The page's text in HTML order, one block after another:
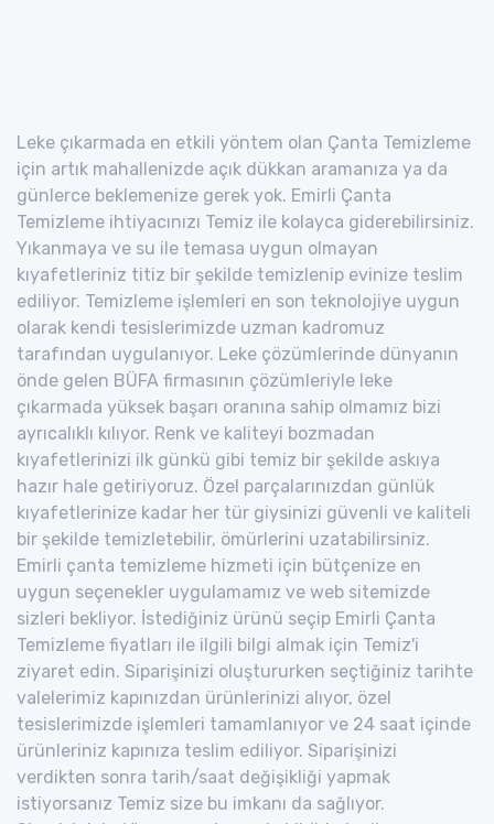
Leke çıkarmada en etkili yöntem olan Çanta Temizleme
için artık mahallenizde açık dükkan aramanıza ya da
günlerce beklemenize gerek yok. Emirli Çanta
Temizleme ihtiyacınızı Temiz ile kolayca giderebilirsiniz.
Yıkanmaya ve su ile temasa uygun olmayan
kıyafetleriniz titiz bir şekilde temizlenip evinize teslim
ediliyor. Temizleme işlemleri en son teknolojiye uygun
olarak kendi tesislerimizde uzman kadromuz
tarafından uygulanıyor. Leke çözümlerinde dünyanın
önde gelen BÜFA firmasının çözümleriyle leke
çıkarmada yüksek başarı oranına sahip olmamız bizi
ayrıcalıklı kılıyor. Renk ve kaliteyi bozmadan
kıyafetlerinizi ilk günkü gibi temiz bir şekilde askıya
hazır hale getiriyoruz. Özel parçalarınızdan günlük
kıyafetlerinize kadar her tür giysinizi güvenli ve kaliteli
bir şekilde temizletebilir, ömürlerini uzatabilirsiniz.
Emirli çanta temizleme hizmeti için bütçenize en
uygun seçenekler uygulamamız ve web sitemizde
sizleri bekliyor. İstediğiniz ürünü seçip Emirli Çanta
Temizleme fiyatları ile ilgili bilgi almak için Temiz'i
ziyaret edin. Siparişinizi oluştururken seçtiğiniz tarihte
valelerimiz kapınızdan ürünlerinizi alıyor, özel
tesislerimizde işlemleri tamamlanıyor ve 24 saat içinde
ürünleriniz kapınıza teslim ediliyor. Siparişinizi
verdikten sonra tarih/saat değişikliği yapmak
istiyorsanız Temiz size bu imkanı da sağlıyor.